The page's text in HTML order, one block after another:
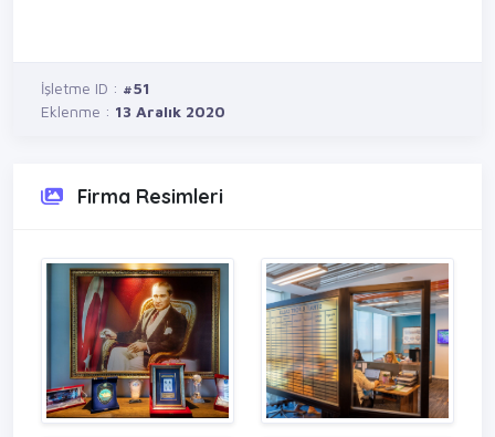
İşletme ID : #51
Eklenme : 13 Aralık 2020
Firma Resimleri